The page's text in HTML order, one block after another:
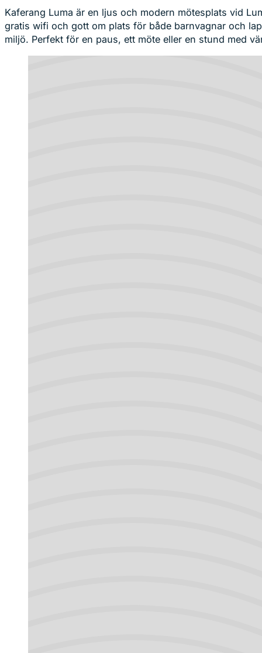
Kaferang Luma är en ljus och modern mötesplats vid
gratis wifi och gott om plats för både barnvagnar och
miljö. Perfekt för en paus, ett möte eller en stund med